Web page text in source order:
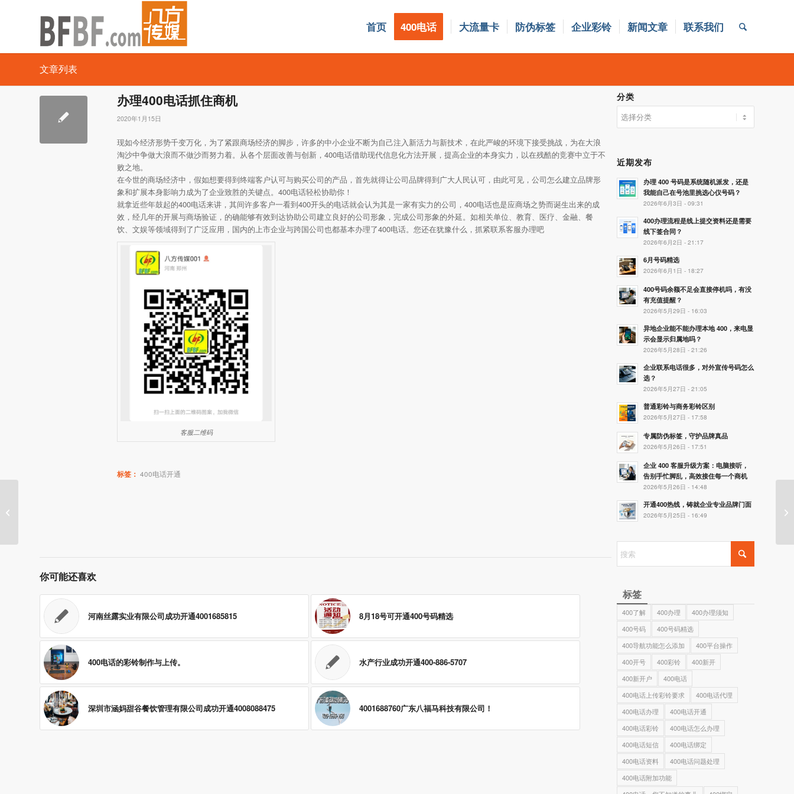
首页 400电话 大流量卡 防伪标签 企业彩铃 新闻文章 联系我们
文章列表
办理400电话抓住商机
2020年1月15日
现如今经济形势千变万化，为了紧跟商场经济的脚步，许多的中小企业不断为自己注入新活力与新技术，在此严峻的环境下接受挑战，为在大浪
淘沙中争做大浪而不做沙而努力着。从各个层面改善与创新，400电话借助现代信息化方法开展，提高企业的本身实力，以在残酷的竞赛中立于不
败之地。
在今世的商场经济中，假如想要得到终端客户认可与购买公司的产品，首先就得让公司品牌得到广大人民认可，由此可见，公司怎么建立品牌形
象和扩展本身影响力成为了企业致胜的关键点。400电话轻松协助你！
就拿近些年鼓起的400电话来讲，其间许多客户一看到400开头的电话就会认为其是一家有实力的公司，400电话也是应商场之势而诞生出来的成
效，经几年的开展与商场验证，的确能够有效到达协助公司建立良好的公司形象，完成公司形象的外延。如相关单位、教育、医疗、金融、餐
饮、文娱等领域得到了广泛应用，国内的上市企业与跨国公司也都基本办理了400电话。您还在犹豫什么，抓紧联系客服办理吧
客服二维码
标签： 400电话开通
你可能还喜欢
河南丝露实业有限公司成功开通4001685815 8月18号可开通400号码精选
400电话的彩铃制作与上传。 水产行业成功开通400-886-5707
深圳市涵妈甜谷餐饮管理有限公司成功开通4008088475 4001688760广东八福马科技有限公司！
分类
类
近期发布
办理 400 号码是系统随机派发，还是
我能自己在号池里挑选心仪号码？
2026年6月3日 - 09:31
400办理流程是线上提交资料还是需要
线下签合同？
2026年6月2日 - 21:17
6月号码精选
2026年6月1日 - 18:27
400号码余额不足会直接停机吗，有没
有充值提醒？
2026年5月29日 - 16:03
异地企业能不能办理本地 400，来电显
示会显示归属地吗？
2026年5月28日 - 21:26
企业联系电话很多，对外宣传号码怎么
选？
2026年5月27日 - 21:05
普通彩铃与商务彩铃区别
2026年5月27日 - 17:58
专属防伪标签，守护品牌真品
2026年5月26日 - 17:51
企业 400 客服升级方案：电脑接听，
告别手忙脚乱，高效接住每一个商机
2026年5月26日 - 14:48
开通400热线，铸就企业专业品牌门面
2026年5月25日 - 16:49
标签
400了解 400办理
400办理须知
400号码
400号码精选
400导航功能怎么添加
400平台操作
400开号
400彩铃
400新开
400新开户
400电话
400电话上传彩铃要求
400电话代理
400电话办理
400电话开通
400电话彩铃
400电话怎么办理
400电话短信
400电话绑定
400电话资料
400电话问题处理
400电话附加功能